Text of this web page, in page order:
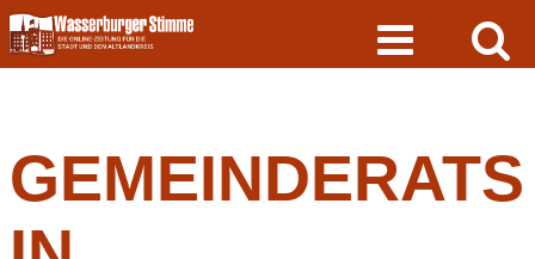
Skip
to
content